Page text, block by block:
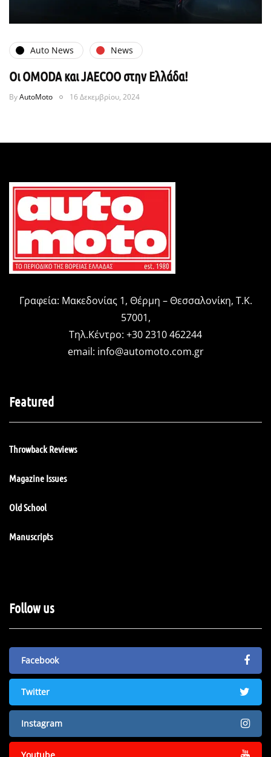
Auto News News
Οι ΟMODA και JAECOO στην Ελλάδα!
ByAutoMoto 16 Δεκεμβρίου, 2024
Γραφεία: Μακεδονίας 1, Θέρμη – Θεσσαλονίκη, Τ.Κ.
57001,
Τηλ.Κέντρο: +30 2310 462244
email: info@automoto.com.gr
Featured
Throwback Reviews
Magazine Issues
Old School
Manuscripts
Follow us
Facebook
Twitter
Instagram